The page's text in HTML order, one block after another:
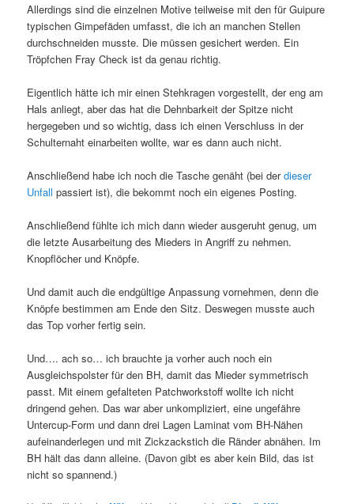
Allerdings sind die einzelnen Motive teilweise mit den für Guipure
typischen Gimpefäden umfasst, die ich an manchen Stellen
durchschneiden musste. Die müssen gesichert werden. Ein
Tröpfchen Fray Check ist da genau richtig.
Eigentlich hätte ich mir einen Stehkragen vorgestellt, der eng am
Hals anliegt, aber das hat die Dehnbarkeit der Spitze nicht
hergegeben und so wichtig, dass ich einen Verschluss in der
Schulternaht einarbeiten wollte, war es dann auch nicht.
Anschließend habe ich noch die Tasche genäht (bei derdieser
Unfall passiert ist), die bekommt noch ein eigenes Posting.
Anschließend fühlte ich mich dann wieder ausgeruht genug, um
die letzte Ausarbeitung des Mieders in Angriff zu nehmen.
Knopflöcher und Knöpfe.
Und damit auch die endgültige Anpassung vornehmen, denn die
Knöpfe bestimmen am Ende den Sitz. Deswegen musste auch
das Top vorher fertig sein.
Und…. ach so… ich brauchte ja vorher auch noch ein
Ausgleichspolster für den BH, damit das Mieder symmetrisch
passt. Mit einem gefalteten Patchworkstoff wollte ich nicht
dringend gehen. Das war aber unkompliziert, eine ungefähre
Untercup-Form und dann drei Lagen Laminat vom BH-Nähen
aufeinanderlegen und mit Zickzackstich die Ränder abnähen. Im
BH hält das dann alleine. (Davon gibt es aber kein Bild, das ist
nicht so spannend.)